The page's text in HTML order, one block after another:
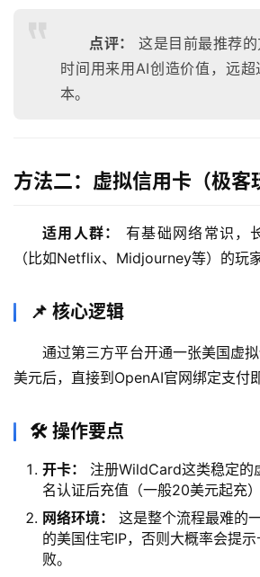
点评：
这是目前最推荐
时间用来用AI创造价值，远
本。
方法二：虚拟信用卡（极客
适用人群：
有基础网络常识，
（比如Netflix、Midjourney等）的玩家
📌 核心逻辑
通过第三方平台开通一张美国虚
美元后，直接到OpenAI官网绑定支付即
🛠️ 操作要点
开卡：
注册WildCard这类稳定的
名认证后充值（一般20美元起充）
网络环境：
这是整个流程最难的
的美国住宅IP，否则大概率会提
败。